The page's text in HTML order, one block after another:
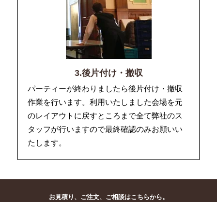
3.後片付け・撤収
パーティーが終わりましたら後片付け・撤収
作業を行います。利用いたしました会場を元
のレイアウトに戻すところまで全て弊社のス
タッフが行いますので最終確認のみお願いい
たします。
お見積り、ご注文、ご相談はこちらから。